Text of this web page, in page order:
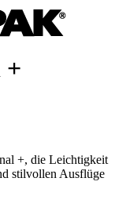
+
+, die Leichtigkeit
stilvollen Ausflüge